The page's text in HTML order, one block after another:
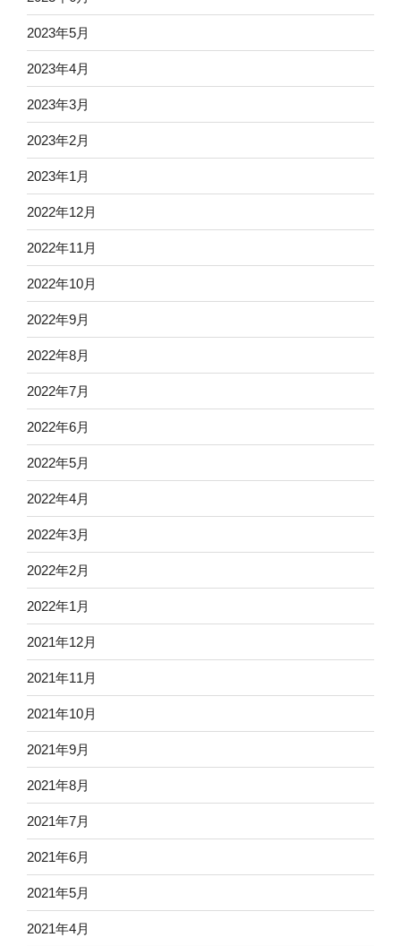
2023年5月
2023年4月
2023年3月
2023年2月
2023年1月
2022年12月
2022年11月
2022年10月
2022年9月
2022年8月
2022年7月
2022年6月
2022年5月
2022年4月
2022年3月
2022年2月
2022年1月
2021年12月
2021年11月
2021年10月
2021年9月
2021年8月
2021年7月
2021年6月
2021年5月
2021年4月